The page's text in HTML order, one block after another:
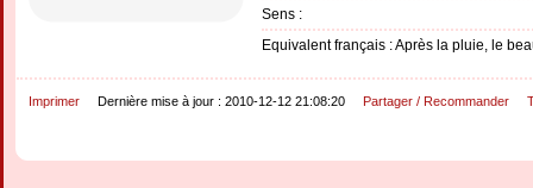
Sens :
Equivalent français : Après la pluie, le
Imprimer Dernière mise à jour : 2010-12-12 21:08:20 Partager / Recommander